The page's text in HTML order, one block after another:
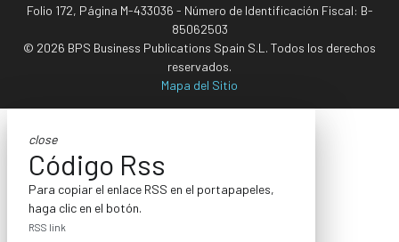
Folio 172, Página M-433036 - Número de Identificación Fiscal: B-
85062503
© 2026 BPS Business Publications Spain S.L. Todos los derechos
reservados.
Mapa del Sitio
close
Código Rss
Para copiar el enlace RSS en el portapapeles,
haga clic en el botón.
RSS link